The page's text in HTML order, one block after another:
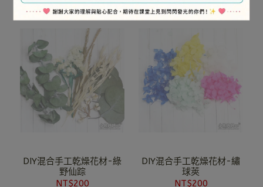
已售完 已售完
DIY混合手工乾燥花材-綠
野仙踪
NT$200
DIY混合手工乾燥花材-繡
球莢
NT$200